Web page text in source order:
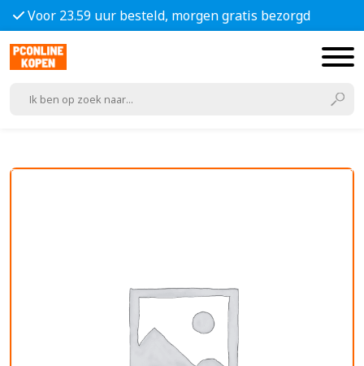
Voor 23.59 uur besteld, morgen gratis bezorgd